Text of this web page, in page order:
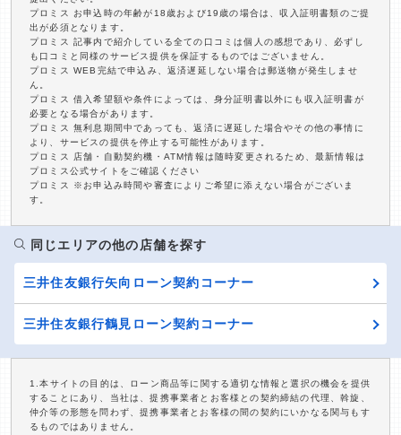
プロミス お申込時の年齢が18歳および19歳の場合は、収入証明書類のご提
出が必須となります。
プロミス 記事内で紹介している全ての口コミは個人の感想であり、必ずし
も口コミと同様のサービス提供を保証するものではございません。
プロミス WEB完結で申込み、返済遅延しない場合は郵送物が発生しませ
ん。
プロミス 借入希望額や条件によっては、身分証明書以外にも収入証明書が
必要となる場合があります。
プロミス 無利息期間中であっても、返済に遅延した場合やその他の事情に
より、サービスの提供を停止する可能性があります。
プロミス 店舗・自動契約機・ATM情報は随時変更されるため、最新情報は
プロミス公式サイトをご確認ください
プロミス ※お申込み時間や審査によりご希望に添えない場合がございま
す。
同じエリアの他の店舗を探す
三井住友銀行矢向ローン契約コーナー
三井住友銀行鶴見ローン契約コーナー
1.本サイトの目的は、ローン商品等に関する適切な情報と選択の機会を提供
することにあり、当社は、提携事業者とお客様との契約締結の代理、斡旋、
仲介等の形態を問わず、提携事業者とお客様の間の契約にいかなる関与もす
るものではありません。